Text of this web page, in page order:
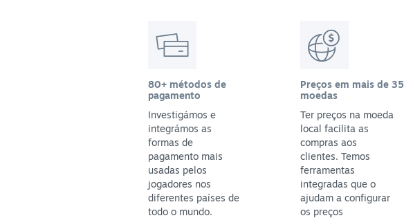
80+ métodos de
pagamento
Investigámos e
integrámos as
formas de
pagamento mais
usadas pelos
jogadores nos
diferentes países de
todo o mundo.
Preços em mais de 35
moedas
Ter preços na moeda
local facilita as
compras aos
clientes. Temos
ferramentas
integradas que o
ajudam a configurar
os preços